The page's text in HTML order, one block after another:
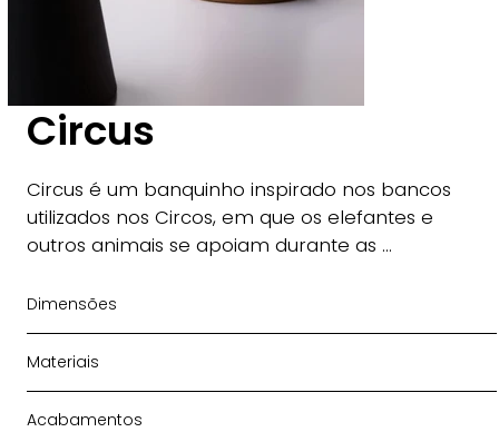
Circus
Circus é um banquinho inspirado nos bancos
utilizados nos Circos, em que os elefantes e
outros animais se apoiam durante as
contrasta com a construção esmerada da
costura tipo borda italiana, com pontos feitos a
mão, entregando exclusividade e sofisticação.
Um botão em aço faz a fixação do couro, que
reveste a peça por inteiro, e está disponível em
Dimensões
Materiais
Acabamentos